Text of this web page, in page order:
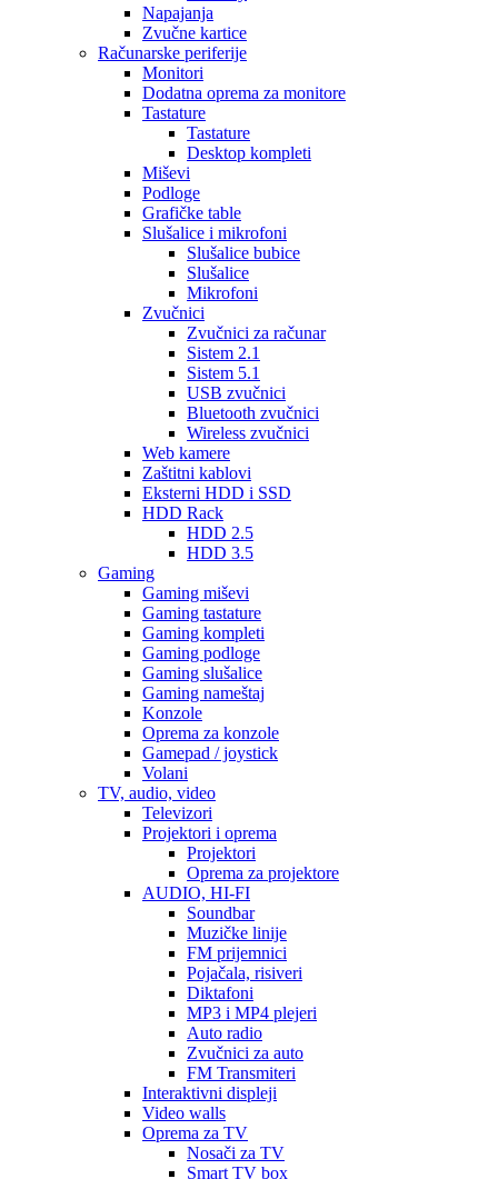
Napajanja
Zvučne kartice
Računarske periferije
Monitori
Dodatna oprema za monitore
Tastature
Tastature
Desktop kompleti
Miševi
Podloge
Grafičke table
Slušalice i mikrofoni
Slušalice bubice
Slušalice
Mikrofoni
Zvučnici
Zvučnici za računar
Sistem 2.1
Sistem 5.1
USB zvučnici
Bluetooth zvučnici
Wireless zvučnici
Web kamere
Zaštitni kablovi
Eksterni HDD i SSD
HDD Rack
HDD 2.5
HDD 3.5
Gaming
Gaming miševi
Gaming tastature
Gaming kompleti
Gaming podloge
Gaming slušalice
Gaming nameštaj
Konzole
Oprema za konzole
Gamepad / joystick
Volani
TV, audio, video
Televizori
Projektori i oprema
Projektori
Oprema za projektore
AUDIO, HI-FI
Soundbar
Muzičke linije
FM prijemnici
Pojačala, risiveri
Diktafoni
MP3 i MP4 plejeri
Auto radio
Zvučnici za auto
FM Transmiteri
Interaktivni displeji
Video walls
Oprema za TV
Nosači za TV
Smart TV box